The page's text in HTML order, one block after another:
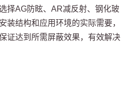
择AG防眩、AR减反射、钢化玻
装结构和应用环境的实际需要，
证达到所需屏蔽效果，有效解决